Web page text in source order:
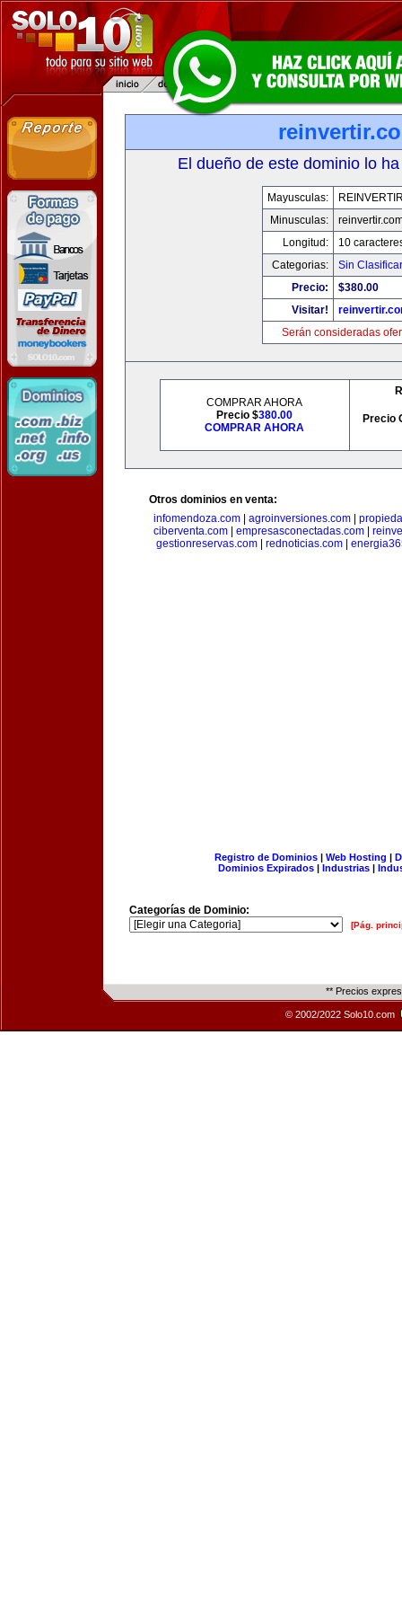
El dueño de este dominio lo
Mayusculas:
Minusculas:
Longitud:
10
Categorias:
Sin Clasificar
Precio:
$380.00
Visitar!
Serán consideradas
COMPRAR AHORA
Precio $380.00
COMPRAR AHORA
Precio
Otros dominios en venta:
infomendoza.com
agroinversiones.com
ciberventa.com| empresasconectadas.com|
gestionreservas.com| rednoticias.com|
Registro de Dominios| Web Hosting |
Dominios Expirados | Industrias |
Categorías de Dominio:
[Pág.
** Precios
© 2002/2022 Solo10.com